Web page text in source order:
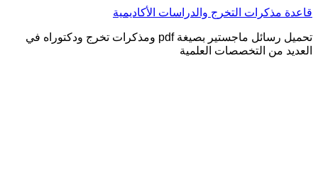
التجاوز
المحتوى
قاعدة مذكرات التخرج والدراسات الأكاديمية
تحميل رسائل ماجستير بصيغة pdf ومذكرات تخرج ودكتوراه في
العديد من التخصصات العلمية